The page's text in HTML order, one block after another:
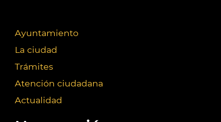
Ayuntamiento
La ciudad
Trámites
Atención ciudadana
Actualidad